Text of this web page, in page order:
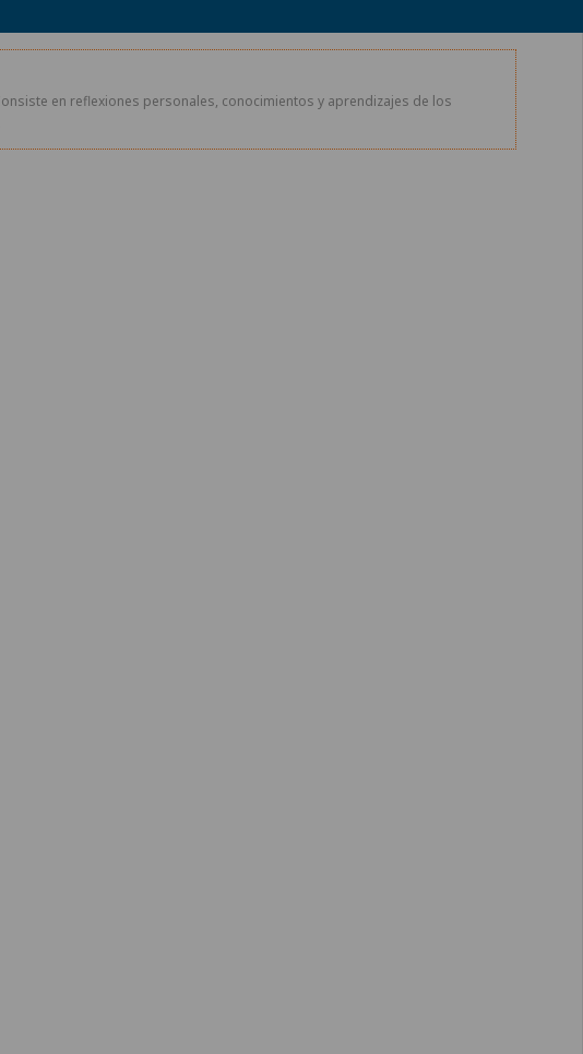
en reflexiones personales, conocimientos y aprendizajes de los